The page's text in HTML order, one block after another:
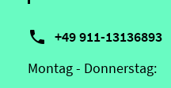
 +49 911-13136893
Montag - Donnerstag: